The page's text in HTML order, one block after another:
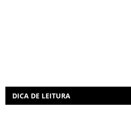
DICA DE LEITURA